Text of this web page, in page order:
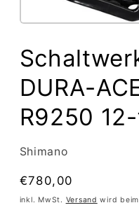
Medien
in
Modal
öffnen
DURA-
R9250
Shimano
Normaler
Preis
€780,00
inkl. MwSt. Versand wird